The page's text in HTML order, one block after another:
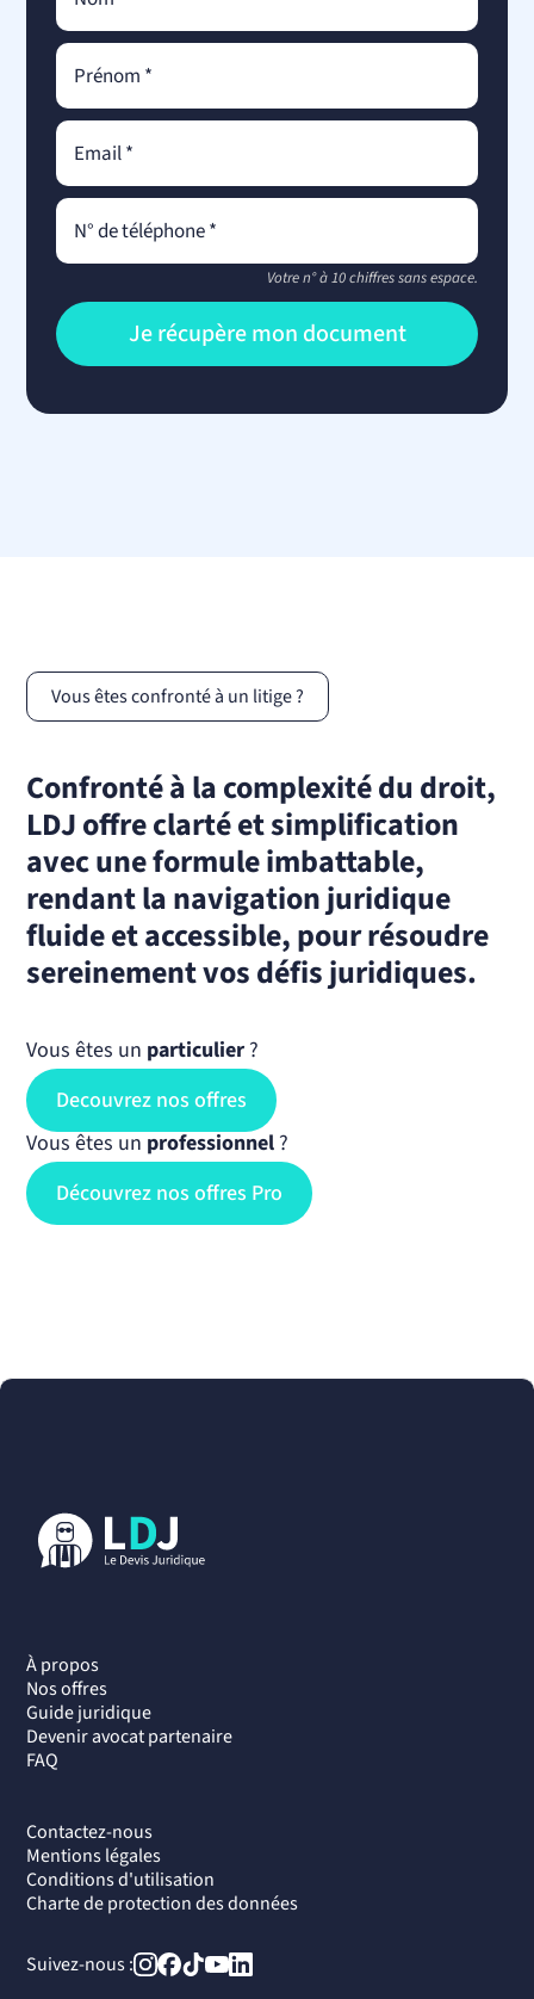
Votre n° à 10 chiffres sans espace.
Vous êtes confronté à un litige ?
Confronté à la complexité du droit,
LDJ offre clarté et simplification
avec une formule imbattable,
rendant la navigation juridique
fluide et accessible, pour résoudre
sereinement vos défis juridiques.
Vous êtes un particulier ?
Decouvrez nos offres
Vous êtes un professionnel ?
Découvrez nos offres Pro
À propos
Nos offres
Guide juridique
Devenir avocat partenaire
FAQ
Contactez-nous
Mentions légales
Conditions d'utilisation
Charte de protection des données
Suivez-nous :